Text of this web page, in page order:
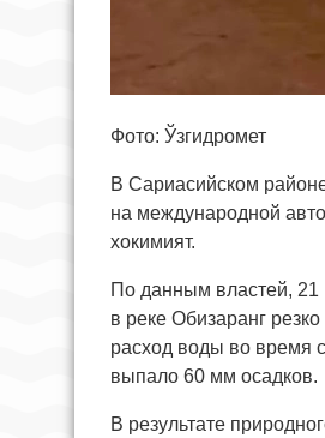
Фото: Ўзгидромет
В Сариасийском
на международной
хокимият.
По данным властей, 21
в реке Обизаранг
расход воды во время
выпало 60 мм осадков.
В результате